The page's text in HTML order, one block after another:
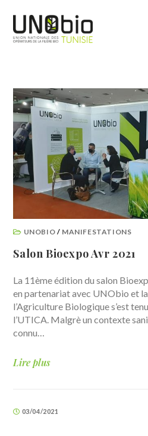
UNOBIO / MANIFESTATIONS
Salon Bioexpo Avr 2021
La 11ème édition du salon
en partenariat avec UNObio et
l’Agriculture Biologique s’est
l’UTICA. Malgrè un contexte
connu…
Lire plus
03/04/2021